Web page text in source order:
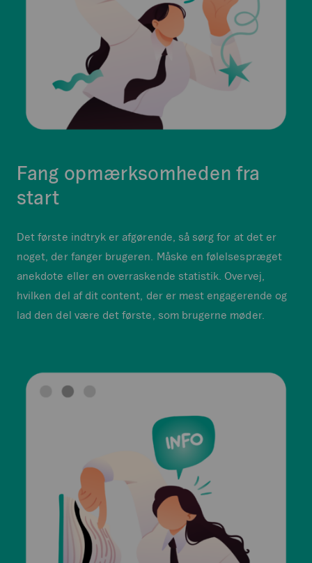
Fang opmærksomheden fra
start
Det første indtryk er afgørende, så sørg for at det er
noget, der fanger brugeren. Måske en følelsespræget
anekdote eller en overraskende statistik. Overvej,
hvilken del af dit content, der er mest engagerende og
lad den del være det første, som brugerne møder.